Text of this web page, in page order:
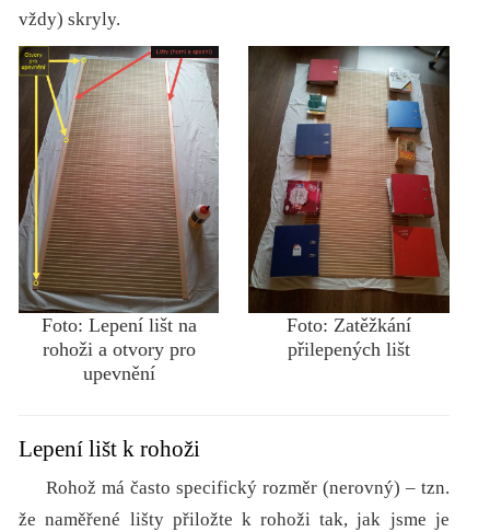
vždy) skryly.
Foto: Lepení lišt na
rohoži a otvory pro
upevnění
Foto: Zatěžkání
přilepených lišt
Lepení lišt k rohoži
Rohož má často specifický rozměr (nerovný) – tzn.
že naměřené lišty přiložte k rohoži tak, jak jsme je